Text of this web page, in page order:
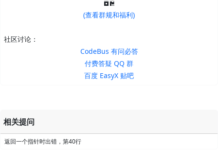
(查看群规和福利)
社区讨论：
CodeBus 有问必答
付费答疑 QQ 群
百度 EasyX 贴吧
相关提问
返回一个指针时出错，第40行